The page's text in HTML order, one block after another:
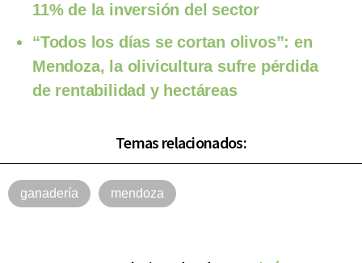
11% de la inversión del sector
“Todos los días se cortan olivos”: en
Mendoza, la olivicultura sufre pérdida
de rentabilidad y hectáreas
Temas relacionados:
ganadería mendoza